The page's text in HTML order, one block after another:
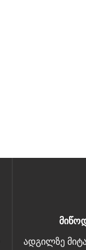
ადგილზე